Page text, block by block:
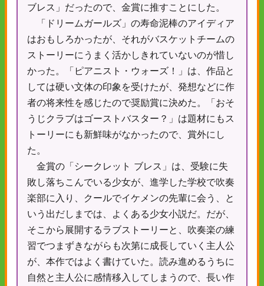
ブレス」だったので、金賞に推すことにした。
「ドリームガールズ」の寿命泥棒のアイディア
はおもしろかったが、それがバスケットチームの
ストーリーにうまく活かしきれていないのが惜し
かった。「ピアニスト・ウォーズ！」は、作品と
しては硬い文体の印象を受けたが、発想などに作
者の将来性を感じたので奨励賞に決めた。「おそ
うじクラブはゴーストバスター？」は題材にもス
トーリーにも新鮮味がなかったので、賞外にし
た。
金賞の「シークレット ブレス」は、受験に失
敗し落ちこんでいる少女が、進学した学校で吹奏
楽部に入り、クールでイケメンの先輩に会う、と
いう出だしまでは、よくある少女小説だ。だが、
そこから展開するラブストーリーと、吹奏楽の練
習でつまずきながらも次第に成長していく主人公
が、本作ではよく書けていた。読み進めるうちに
自然と主人公に感情移入してしまうので、長い作